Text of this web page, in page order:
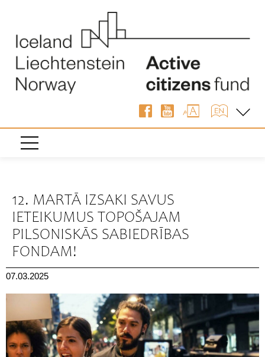
12. MARTĀ IZSAKI SAVUS
IETEIKUMUS TOPOŠAJAM
PILSONISKĀS SABIEDRĪBAS
FONDAM!
07.03.2025